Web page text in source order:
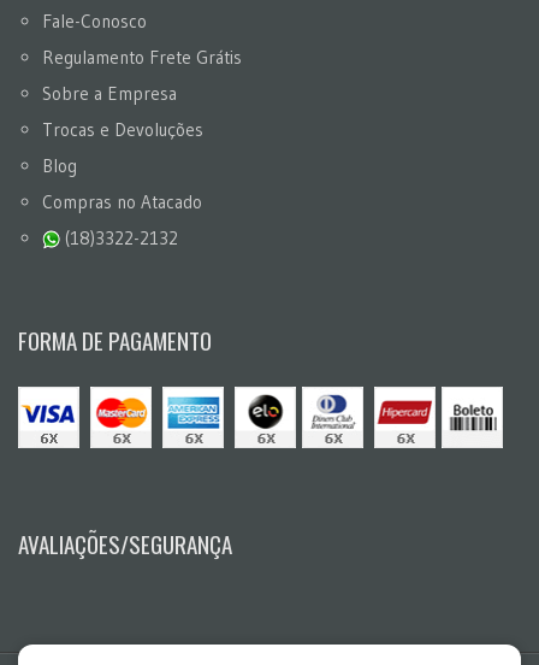
Fale-Conosco
Regulamento Frete Grátis
Sobre a Empresa
Trocas e Devoluções
Blog
Compras no Atacado
(18)3322-2132
FORMA DE PAGAMENTO
AVALIAÇÕES/SEGURANÇA